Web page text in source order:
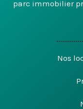
parc immobilier
Nos